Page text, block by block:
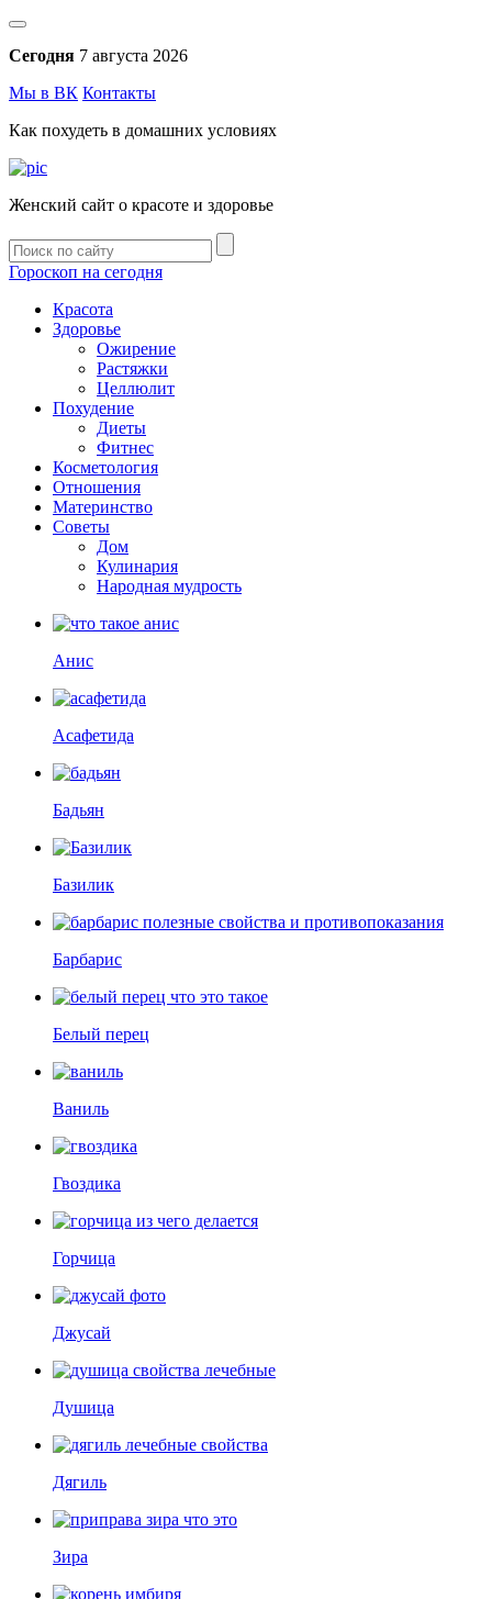
Сегодня 7 августа 2026
Мы в ВК Контакты
Как похудеть в домашних условиях
Женский сайт о красоте и здоровье
Гороскоп на сегодня
Красота
Здоровье
Ожирение
Растяжки
Целлюлит
Похудение
Диеты
Фитнес
Косметология
Отношения
Материнство
Советы
Дом
Кулинария
Народная мудрость
Анис
Асафетида
Бадьян
Базилик
Барбарис
Белый перец
Ваниль
Гвоздика
Горчица
Джусай
Душица
Дягиль
Зира